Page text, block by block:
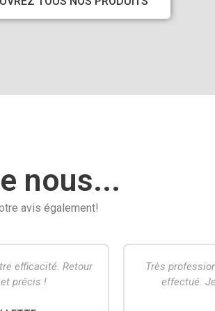
nous...
avis également!
satisfait du travail
vivement.
De vrais